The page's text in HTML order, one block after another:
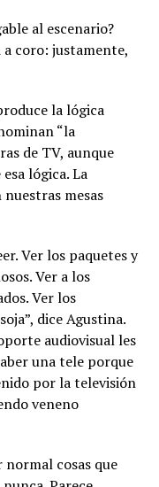
al escenario?
a coro: justamente,
la lógica
“la
de TV, aunque
lógica. La
mesas
Ver los paquetes y
Ver a los
Ver los
dice Agustina.
audiovisual les
una tele porque
por la televisión
veneno
cosas que